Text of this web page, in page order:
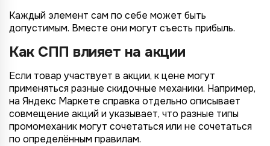
Каждый элемент сам по себе может быть
допустимым. Вместе они могут съесть прибыль.
Как СПП влияет на акции
Если товар участвует в акции, к цене могут
применяться разные скидочные механики. Например,
на Яндекс Маркете справка отдельно описывает
совмещение акций и указывает, что разные типы
промомеханик могут сочетаться или не сочетаться
по определённым правилам.